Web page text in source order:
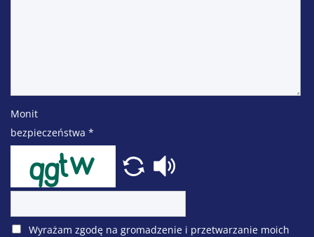
Monit
bezpieczeństwa *
Wyrażam zgodę na gromadzenie i przetwarzanie moich